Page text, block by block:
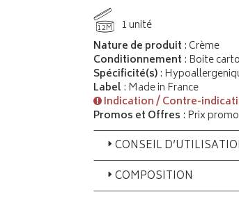
12M
1 unité
Nature de produit : Crème
Conditionnement : Boite
Spécificité(s):
Label: Made in France
Indication / Contre-
Promos et Offres : Prix
CONSEIL
COMPOSITION